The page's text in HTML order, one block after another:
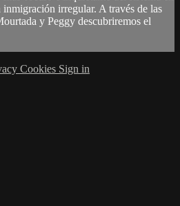
inmigración irregular. A través de las
y Peggy descubriremos el
Cookies Sign in